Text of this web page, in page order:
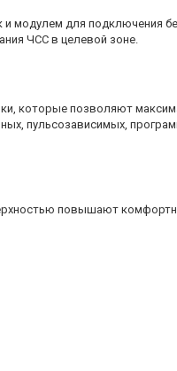
модулем для подключения
ЧСС в целевой зоне.
которые позволяют
пульсозависимых,
повышают